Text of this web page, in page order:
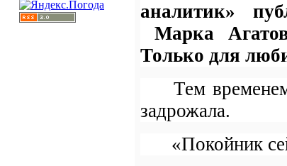
аналитик»
Марка
Только для
Тем
задрожала.
«Покойник